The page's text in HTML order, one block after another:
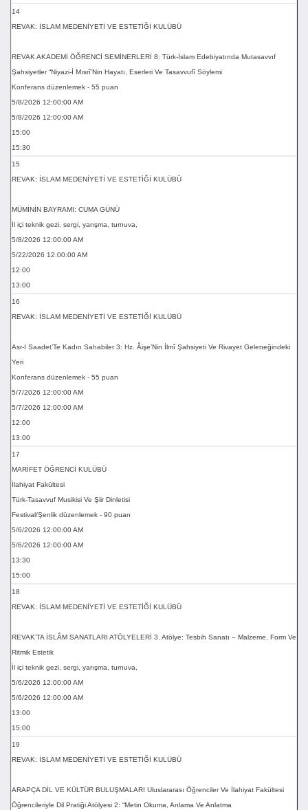
14
REVAK: İSLAM MEDENİYETİ VE ESTETİĞİ KULÜBÜ
REVAK AKADEMİ ÖĞRENCİ SEMİNERLERİ 8: Türk-İslam Edebiyatında Mutasavvıf
Şahsiyetler “Niyazi-İ Mısrî’Nin Hayatı, Eserleri Ve Tasavvufî Söylemi
Konferans düzenlemek - 55 puan
5/8/2026 12:00:00 AM
5/8/2026 12:00:00 AM
15:00
15:30
15
REVAK: İSLAM MEDENİYETİ VE ESTETİĞİ KULÜBÜ
MÜMİNİN BAYRAMI: CUMA GÜNÜ
İl içi teknik gezi, sergi, yarışma, turnuva,
5/8/2026 12:00:00 AM
5/22/2026 12:00:00 AM
12:00
13:00
16
REVAK: İSLAM MEDENİYETİ VE ESTETİĞİ KULÜBÜ
Asr-I Saadet’Te Kadın Sahabiler 3: Hz. Âişe’Nin İlmî Şahsiyeti Ve Rivayet Geleneğindeki
Yeri
Konferans düzenlemek - 55 puan
5/7/2026 12:00:00 AM
5/7/2026 12:00:00 AM
12:00
13:00
17
MARİFET ÖĞRENCİ KULÜBÜ
İlahiyat Fakültesi
Türk-Tasavvuf Musikisi Ve Şiir Dinletisi
Festival/Şenlik düzenlemek - 90 puan
5/6/2026 12:00:00 AM
5/6/2026 12:00:00 AM
13:30
15:00
18
REVAK: İSLAM MEDENİYETİ VE ESTETİĞİ KULÜBÜ
REVAK’TA İSLÂM SANATLARI ATÖLYELERİ 3. Atölye: Tesbih Sanatı – Malzeme, Form Ve
Ritmik Estetik
İl içi teknik gezi, sergi, yarışma, turnuva,
5/6/2026 12:00:00 AM
5/6/2026 12:00:00 AM
13:00
15:00
19
REVAK: İSLAM MEDENİYETİ VE ESTETİĞİ KULÜBÜ
ARAPÇA DİL VE KÜLTÜR BULUŞMALARI Uluslararası Öğrenciler Ve İlahiyat Fakültesi
Öğrencileriyle Dil Pratiği Atölyesi 2: “Metin Okuma, Anlama Ve Anlatma